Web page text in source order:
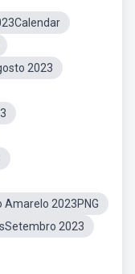
2023
Amarelo 2023PNG
2023